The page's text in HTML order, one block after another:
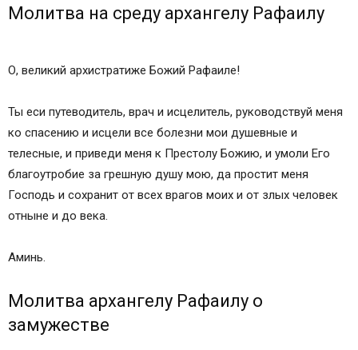
Молитва на среду архангелу Рафаилу
О, великий архистратиже Божий Рафаиле!
Ты еси путеводитель, врач и исцелитель, руководствуй меня
ко спасению и исцели все болезни мои душевные и
телесные, и приведи меня к Престолу Божию, и умоли Его
благоутробие за грешную душу мою, да простит меня
Господь и сохранит от всех врагов моих и от злых человек
отныне и до века.
Аминь.
Молитва архангелу Рафаилу о
замужестве